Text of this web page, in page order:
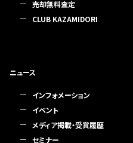
売却無料査定
CLUB KAZAMIDORI
ニュース
インフォメーション
イベント
メディア掲載・受賞履歴
セミナー